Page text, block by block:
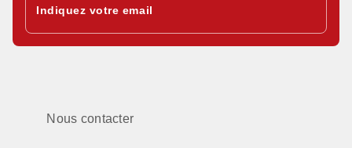
Indiquez votre email
Nous contacter